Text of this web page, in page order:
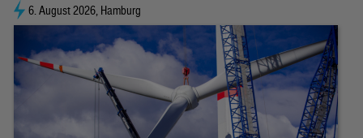
6. August 2026, Hamburg